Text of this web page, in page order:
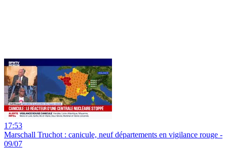
17:53
Marschall Truchot : canicule, neuf départements en vigilance rouge -
09/07